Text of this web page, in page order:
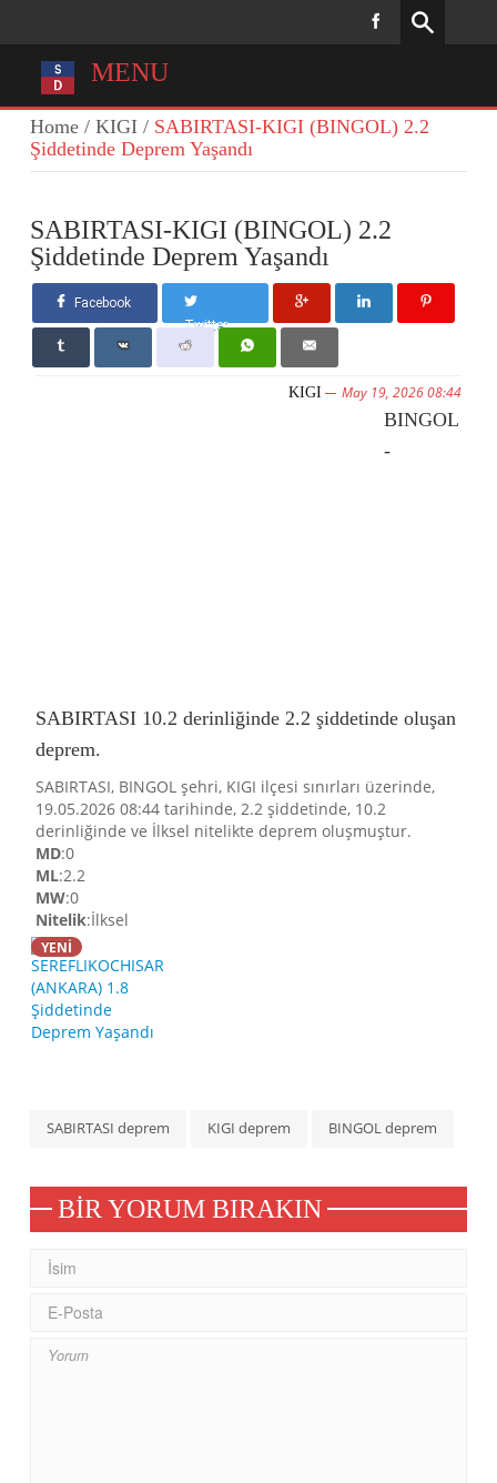
MENU
Home /KIGI / SABIRTASI-KIGI (BINGOL) 2.2
Şiddetinde Deprem Yaşandı
SABIRTASI-KIGI (BINGOL) 2.2
Şiddetinde Deprem Yaşandı
Facebook
Twitter
KIGI May 19, 2026 08:44
BINGOL
-
SABIRTASI 10.2 derinliğinde 2.2 şiddetinde oluşan
deprem.
SABIRTASI, BINGOL şehri, KIGI ilçesi sınırları üzerinde,
19.05.2026 08:44 tarihinde, 2.2 şiddetinde, 10.2
derinliğinde ve İlksel nitelikte deprem oluşmuştur.
MD:0
ML:2.2
MW:0
Nitelik:İlksel
YENİ
SABIRTASI deprem KIGI deprem BINGOL deprem
BIR YORUM BIRAKIN